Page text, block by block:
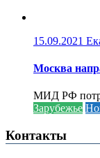
15.09.2021
Москва
МИД РФ
Зарубежье
Контакты